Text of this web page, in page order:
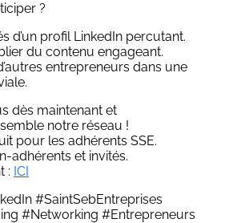
?
d’un profil LinkedIn percutant.
du contenu engageant.
entrepreneurs dans une
dès maintenant et
notre réseau !
pour les adhérents SSE.
adhérents et invités.
: ICI
#SaintSebEntreprises
#Networking #Entrepreneurs